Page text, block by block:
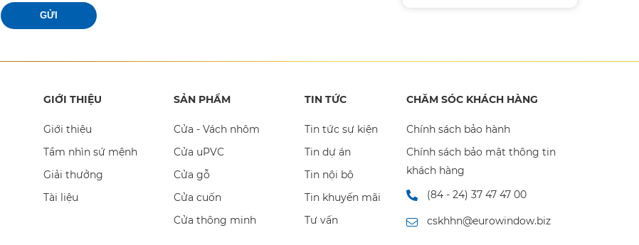
GỬI
GIỚI THIỆU
Giới thiệu
Tầm nhìn sứ mệnh
Giải thưởng
Tài liệu
SẢN PHẨM
Cửa - Vách nhôm
Cửa uPVC
Cửa gỗ
Cửa cuốn
Cửa thông minh
TIN TỨC
Tin tức sự kiện
Tin dự án
Tin nội bộ
Tin khuyến mãi
Tư vấn
CHĂM SÓC KHÁCH HÀNG
Chính sách bảo hành
Chính sách bảo mật thông tin
khách hàng
(84 - 24) 37 47 47 00
cskhhn@eurowindow.biz